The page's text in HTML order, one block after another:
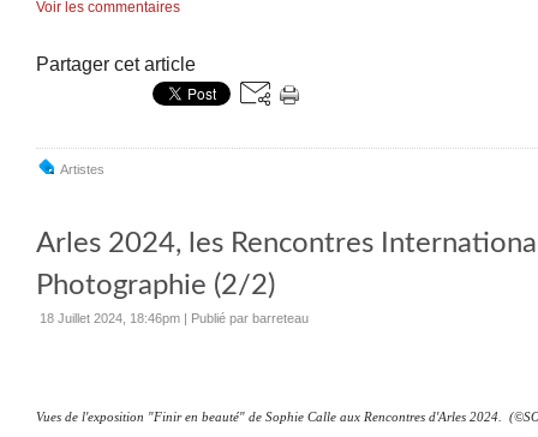
Voir les commentaires
Partager cet article
Artistes
Arles 2024, les Rencontres
Photographie (2/2)
18 Juillet 2024, 18:46pm Publié par barreteau
Vues de l'exposition "Finir en beauté" de Sophie Calle aux Rencontres d'Arles 2024.